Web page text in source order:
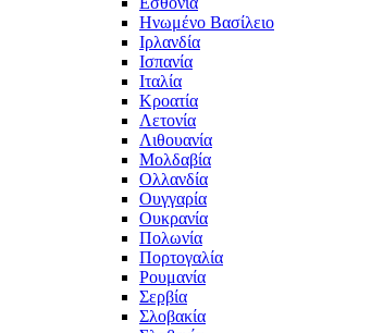
Ηνωμένο Βασίλειο
Ιρλανδία
Ισπανία
Ιταλία
Κροατία
Λετονία
Λιθουανία
Μολδαβία
Ολλανδία
Ουγγαρία
Ουκρανία
Πολωνία
Πορτογαλία
Ρουμανία
Σερβία
Σλοβακία